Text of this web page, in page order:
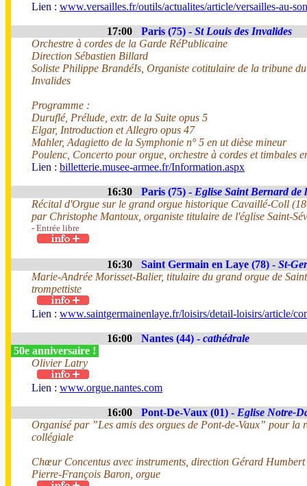
Lien : www.versailles.fr/outils/actualites/article/versailles-au-
17:00 Paris (75) - St Louis des Invalides
Orchestre à cordes de la Garde RéPublicaine
Direction Sébastien Billard
Soliste Philippe BrandéIs, Organiste cotitulaire de la tribune
Invalides
Programme :
Duruflé, Prélude, extr. de la Suite opus 5
Elgar, Introduction et Allegro opus 47
Mahler, Adagietto de la Symphonie n° 5 en ut dièse mineur
Poulenc, Concerto pour orgue, orchestre à cordes et timbales
Lien : billetterie.musee-armee.fr/Information.aspx
16:30 Paris (75) - Eglise Saint Bernard de
Récital d'Orgue sur le grand orgue historique Cavaillé-Coll
par Christophe Mantoux, organiste titulaire de l'église Saint-
- Entrée libre
16:30 Saint Germain en Laye (78) - St-
Marie-Andrée Morisset-Balier, titulaire du grand orgue de
trompettiste
Lien : www.saintgermainenlaye.fr/loisirs/detail-loisirs/article/
16:00 Nantes (44) - cathédrale
50e anniversaire !
Olivier Latry
Lien : www.orgue.nantes.com
16:00 Pont-De-Vaux (01) - Eglise Notre-
Organisé par ”Les amis des orgues de Pont-de-Vaux” pour la
collégiale
Chœur Concentus avec instruments, direction Gérard Humbert
Pierre-François Baron, orgue